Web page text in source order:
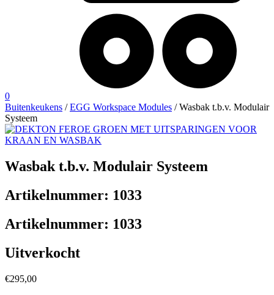
0
Buitenkeukens /EGG Workspace Modules / Wasbak t.b.v. Modulair
Systeem
Wasbak t.b.v. Modulair Systeem
Artikelnummer: 1033
Artikelnummer: 1033
Uitverkocht
€295,00